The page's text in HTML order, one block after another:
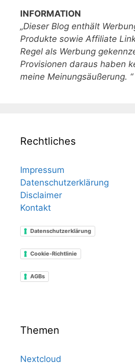
INFORMATION
„Dieser Blog enthält
Produkte sowie Affiliate
Regel als Werbung
Provisionen daraus haben
meine Meinungsäußerung. “
Rechtliches
Impressum
Datenschutzerklärung
Disclaimer
Kontakt
Datenschutzerklärung
Cookie-Richtlinie
AGBs
Themen
Nextcloud